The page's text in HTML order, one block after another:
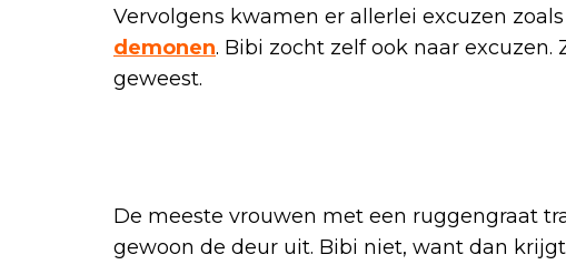
Vervolgens kwamen er allerlei excuzen zoals
demonen. Bibi zocht zelf ook naar excuzen.
geweest.
De meeste vrouwen met een ruggengraat
gewoon de deur uit. Bibi niet, want dan